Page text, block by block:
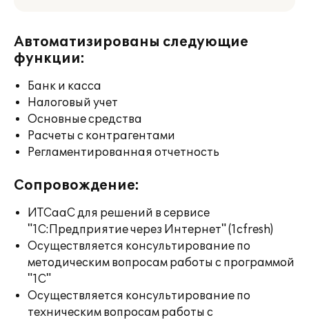
Автоматизированы следующие
функции:
Банк и касса
Налоговый учет
Основные средства
Расчеты с контрагентами
Регламентированная отчетность
Сопровождение:
ИТСааС для решений в сервисе
"1С:Предприятие через Интернет" (1cfresh)
Осуществляется консультирование по
методическим вопросам работы с программой
"1С"
Осуществляется консультирование по
техническим вопросам работы с